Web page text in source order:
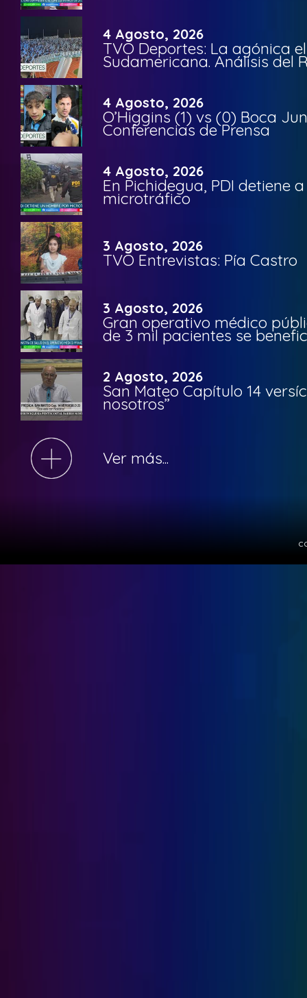
4 Agosto, 2026
TVO Deportes: La agónica
Sudamericana. Análisis del
4 Agosto, 2026
O’Higgins (1) vs (0) Boca
Conferencias de Prensa
4 Agosto, 2026
En Pichidegua, PDI detiene
microtráfico
3 Agosto, 2026
TVO Entrevistas: Pía Castro
3 Agosto, 2026
Gran operativo médico
de 3 mil pacientes se
2 Agosto, 2026
San Mateo Capítulo 14
nosotros”
Ver más...